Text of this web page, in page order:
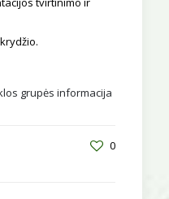
grupės informacija
0